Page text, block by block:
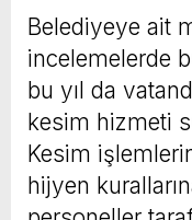
Belediyeye ait
incelemelerde
bu yıl da
kesim hizmeti
Kesim
hijyen